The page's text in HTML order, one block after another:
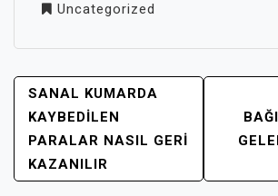
Uncategorized
YAZI
GEZINMESI
SANAL KUMARDA
KAYBEDILEN
PARALAR NASIL GERI
KAZANILIR